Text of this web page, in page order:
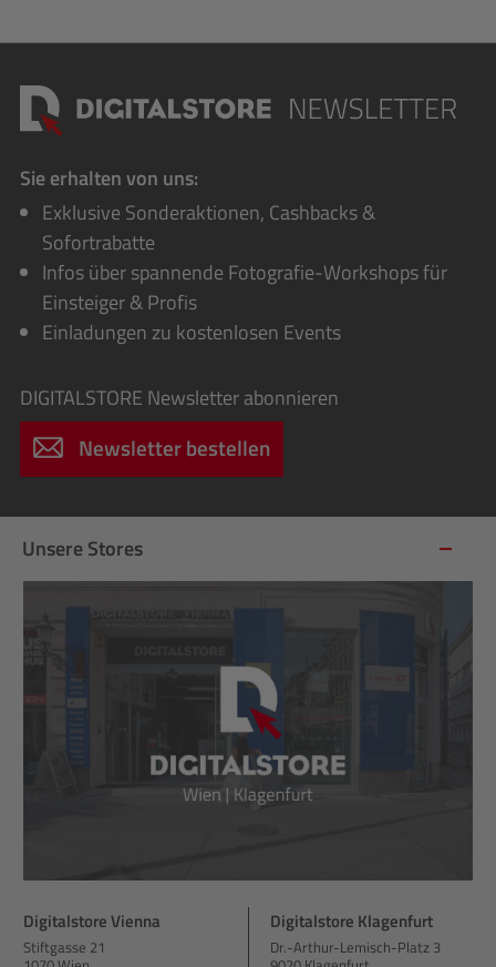
Sie erhalten von uns:
Exklusive Sonderaktionen, Cashbacks &
Sofortrabatte
Infos über spannende Fotografie-Workshops für
Einsteiger & Profis
Einladungen zu kostenlosen Events
DIGITALSTORE Newsletter abonnieren
Newsletter bestellen
Unsere Stores
Digitalstore Vienna
Stiftgasse 21
Digitalstore Klagenfurt
Dr.-Arthur-Lemisch-Platz 3